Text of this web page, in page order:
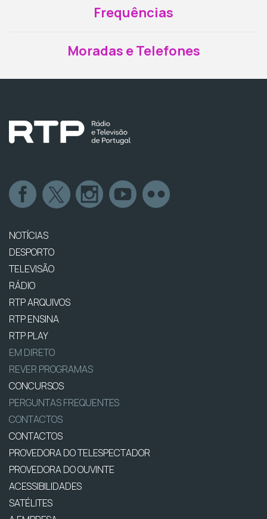
Frequências
Moradas e Telefones
NOTÍCIAS
DESPORTO
TELEVISÃO
RÁDIO
RTP ARQUIVOS
RTP ENSINA
RTP PLAY
EM DIRETO
REVER PROGRAMAS
CONCURSOS
PERGUNTAS FREQUENTES
CONTACTOS
CONTACTOS
PROVEDORA DO TELESPECTADOR
PROVEDORA DO OUVINTE
ACESSIBILIDADES
SATÉLITES